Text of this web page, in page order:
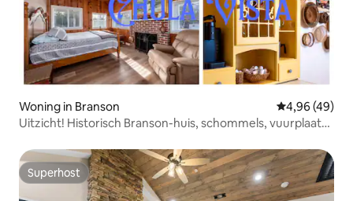
Woning in Branson Gemiddelde
4,96 (49)
Uitzicht! Historisch Branson-huis, schommels, vuurplaats,
Superhost
Superhost